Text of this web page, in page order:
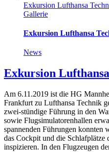
Exkursion Lufthansa
Gallerie
Exkursion Lufthansa
News
Exkursion
Am 6.11.2019 ist die HG
Frankfurt zu Lufthansa Technik
zwei-stündige Führung in den
sowie Flugsimulatorenhallen
spannenden Führungen konnten
das Cockpit und die Schlafplätze
inspizieren. In den Flugzeugen